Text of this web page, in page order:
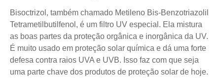
Bisoctrizol, também chamado Metileno Bis-Benzotriazolil
Tetrametilbutilfenol, é um filtro UV especial. Ela mistura
as boas partes da proteção orgânica e inorgânica da UV.
É muito usado em proteção solar química e dá uma forte
defesa contra raios UVA e UVB. Isso faz com que seja
uma parte chave dos produtos de proteção solar de hoje.